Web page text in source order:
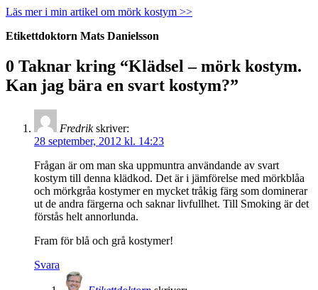
Läs mer i min artikel om mörk kostym >>
Etikettdoktorn Mats Danielsson
0 Taknar kring “Klädsel – mörk kostym.
Kan jag bära en svart kostym?”
Fredrik skriver:
28 september, 2012 kl. 14:23
Frågan är om man ska uppmuntra användande av svart
kostym till denna klädkod. Det är i jämförelse med mörkblåa
och mörkgråa kostymer en mycket tråkig färg som dominerar
ut de andra färgerna och saknar livfullhet. Till Smoking är det
förstås helt annorlunda.
Fram för blå och grå kostymer!
Svara